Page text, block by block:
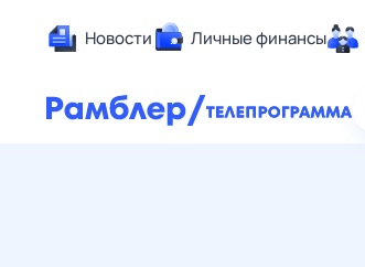
Новости Личные финансы